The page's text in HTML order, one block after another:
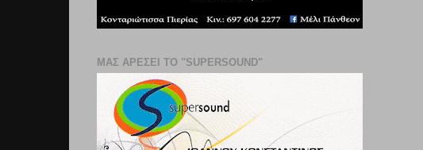
ΜΑΣ ΑΡΕΣΕΙ ΤΟ "SUPERSOUND"